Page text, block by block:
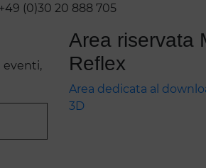
(0)30 20 888 705
eventi,
Area riservata
Reflex
Area dedicata al
3D